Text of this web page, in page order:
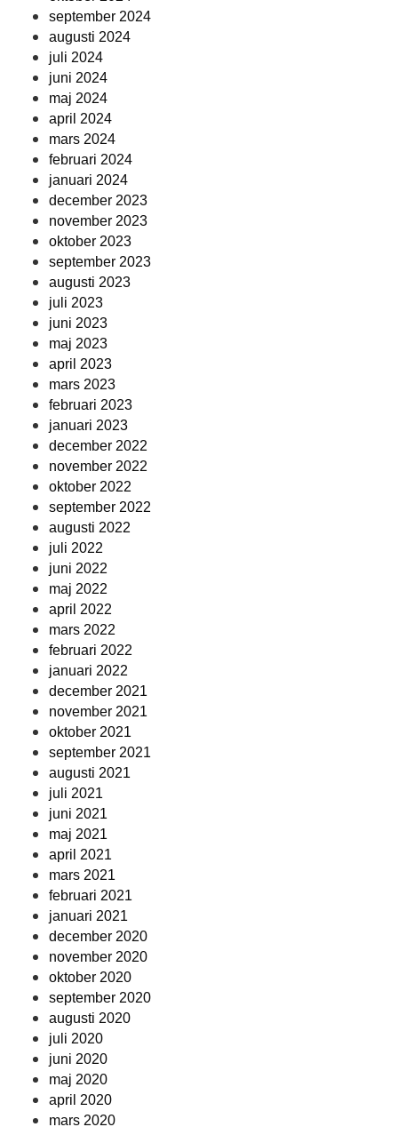
september 2024
augusti 2024
juli 2024
juni 2024
maj 2024
april 2024
mars 2024
februari 2024
januari 2024
december 2023
november 2023
oktober 2023
september 2023
augusti 2023
juli 2023
juni 2023
maj 2023
april 2023
mars 2023
februari 2023
januari 2023
december 2022
november 2022
oktober 2022
september 2022
augusti 2022
juli 2022
juni 2022
maj 2022
april 2022
mars 2022
februari 2022
januari 2022
december 2021
november 2021
oktober 2021
september 2021
augusti 2021
juli 2021
juni 2021
maj 2021
april 2021
mars 2021
februari 2021
januari 2021
december 2020
november 2020
oktober 2020
september 2020
augusti 2020
juli 2020
juni 2020
maj 2020
april 2020
mars 2020